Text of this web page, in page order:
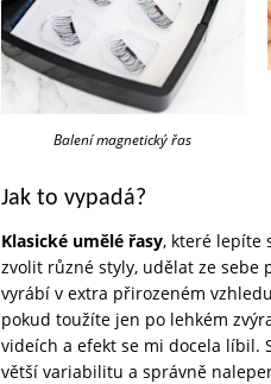
Balení magnetický řas
Jak to vypadá?
Klasické umělé řasy, které lepíte
zvolit různé styly, udělat ze sebe
vyrábí v extra přirozeném
pokud toužíte jen po lehkém
videích a efekt se mi docela líbil.
větší variabilitu a správně